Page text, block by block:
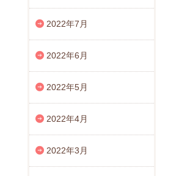
2022年7月
2022年6月
2022年5月
2022年4月
2022年3月